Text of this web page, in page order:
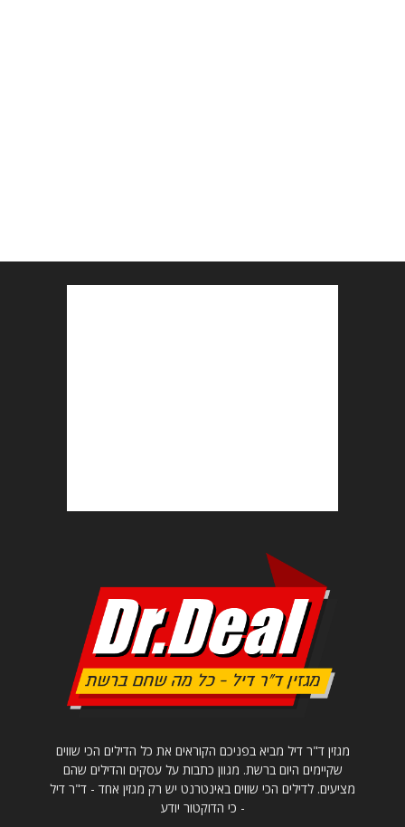
מגזין ד"ר דיל מביא בפניכם הקוראים את כל הדילים הכי שווים
שקיימים היום ברשת. מגוון כתבות על עסקים והדילים שהם
מציעים. לדילים הכי שווים באינטרנט יש רק מגזין אחד - ד"ר דיל
- כי הדוקטור יודע